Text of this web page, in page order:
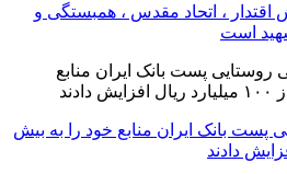
اقتدار ، اتحاد مقدس ، همبستگی و
است
پست بانک ایران منابع خود را به بیش